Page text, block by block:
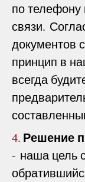
по
связи.
документов
принцип в
всегда
4. Решение
- наша цель